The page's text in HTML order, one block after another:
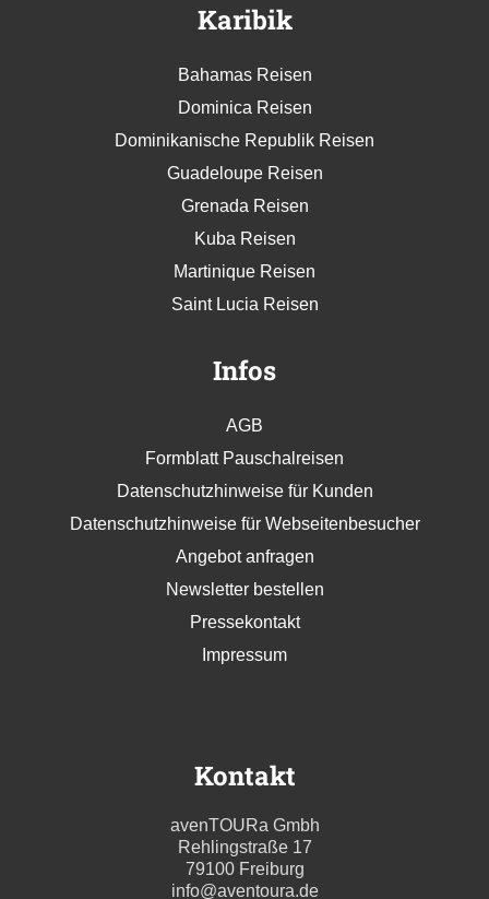
Karibik
Bahamas Reisen
Dominica Reisen
Dominikanische Republik Reisen
Guadeloupe Reisen
Grenada Reisen
Kuba Reisen
Martinique Reisen
Saint Lucia Reisen
Infos
AGB
Formblatt Pauschalreisen
Datenschutzhinweise für Kunden
Datenschutzhinweise für Webseitenbesucher
Angebot anfragen
Newsletter bestellen
Pressekontakt
Impressum
Kontakt
avenTOURa Gmbh
Rehlingstraße 17
79100 Freiburg
info@aventoura.de